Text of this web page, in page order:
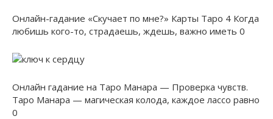
Онлайн-гадание «Скучает по мне?» Карты Таро 4 Когда
любишь кого-то, страдаешь, ждешь, важно иметь 0
Онлайн гадание на Таро Манара — Проверка чувств.
Таро Манара — магическая колода, каждое лассо равно
0